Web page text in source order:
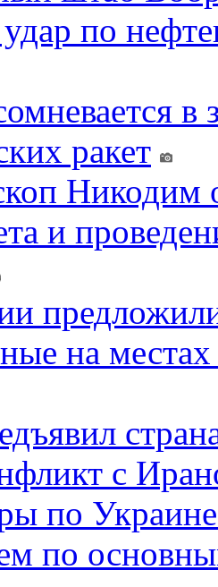
по
в
ракет
и
на
с
по
по